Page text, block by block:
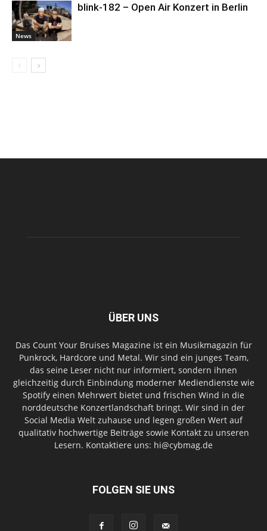
News
blink-182 – Open Air Konzert in Berlin
ÜBER UNS
Das Count Your Bruises Magazine ist ein Musikmagazin für
Punkrock, Hardcore und Metal. Wir sind ein junges Team,
das seine Leser nicht nur informiert, sondern ihnen
gleichzeitig durch Einbindung moderner Mediendienste wie
Spotify einen Mehrwert bietet und frischen Wind in die
norddeutsche Konzertlandschaft bringt. Wir sind in der
Social Media Welt zuhause und legen großen Wert auf
qualitativ hochwertige Beiträge sowie Kontakt zu unseren
Lesern. Kontaktiere uns: hi@cybmag.de
FOLGEN SIE UNS